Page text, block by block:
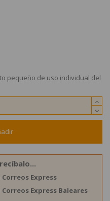
pequeño de uso individual del
Correos Express
Correos Express Baleares